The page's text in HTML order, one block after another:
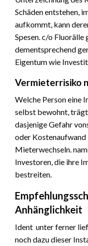
Schäden entstehen,
aufkommt, kann
Spesen. c/o
dementsprechend
Eigentum wie
Vermieterrisiko
Welche Person eine
selbst bewohnt,
dasjenige Gefahr
oder Kostenaufwand
Mieterwechseln.
Investoren, die ihre
bestreiten.
Anhänglichkeit
Ident unter ferner
noch dazu dieser